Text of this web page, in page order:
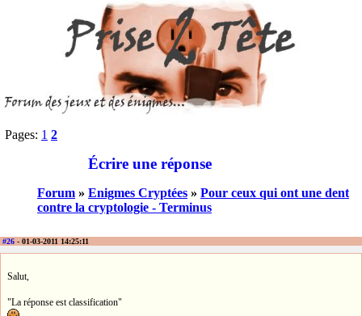
Pages: 1 2
Écrire une réponse
Forum » Enigmes Cryptées » Pour ceux qui ont une dent
contre la cryptologie - Terminus
#26 - 01-03-2011 14:25:11
Salut,
"La réponse est classification"